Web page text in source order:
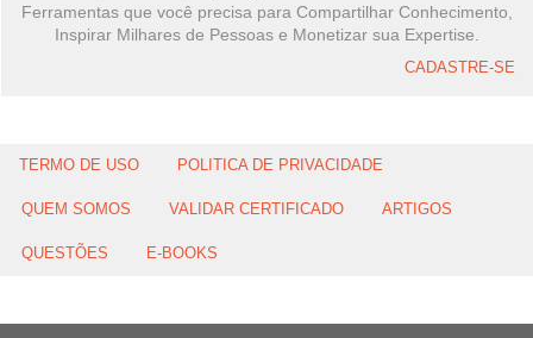
Ferramentas que você precisa para Compartilhar Conhecimento,
Inspirar Milhares de Pessoas e Monetizar sua Expertise.
CADASTRE-SE
TERMO DE USO POLITICA DE PRIVACIDADE
QUEM SOMOS VALIDAR CERTIFICADO ARTIGOS
QUESTÕES E-BOOKS